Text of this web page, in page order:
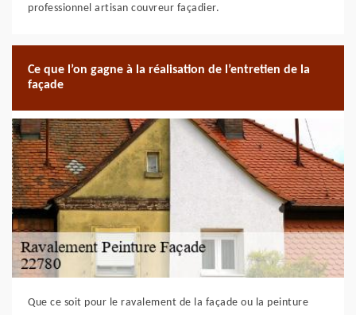
professionnel artisan couvreur façadier.
Ce que l’on gagne à la réalisation de l’entretien de la
façade
Que ce soit pour le ravalement de la façade ou la peinture